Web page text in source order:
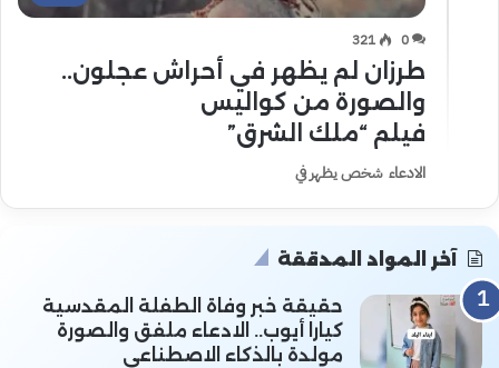
0
321
طرزان لم يظهر في أحراش عجلون..
والصورة من كواليس
فيلم “ملك الشرق”
الادعاء شخص يظهر في
آخر المواد المدققة
حقيقة خبر وفاة الطفلة المقدسية
كيارا أيوب.. الادعاء ملفق والصورة
مولدة بالذكاء الاصطناعي